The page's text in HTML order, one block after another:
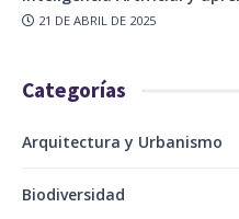
21 DE ABRIL DE 2025
Categorías
Arquitectura y Urbanismo
Biodiversidad